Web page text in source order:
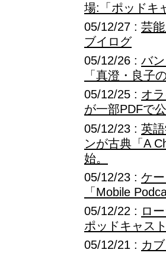
場:「ポッドキ
05/12/27 : 芸
ブイログ
05/12/26 : バ
「真澄・良子
05/12/25 : オ
が一部PDFで
05/12/23 : 英
ンが古典「A
始。
05/12/23 : ケ
「Mobile
05/12/22 : ロ
ポッドキャス
05/12/21 : カ